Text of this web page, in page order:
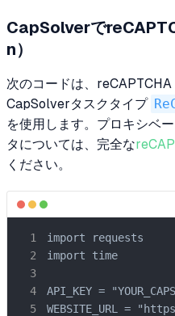
CapSolverで
n）
次のコードは、
CapSolverタスクタイプ
を使用します。プロキシベ
タについては、完全な
ください。
import requests
import time
API_KEY =
WEBSITE_URL =